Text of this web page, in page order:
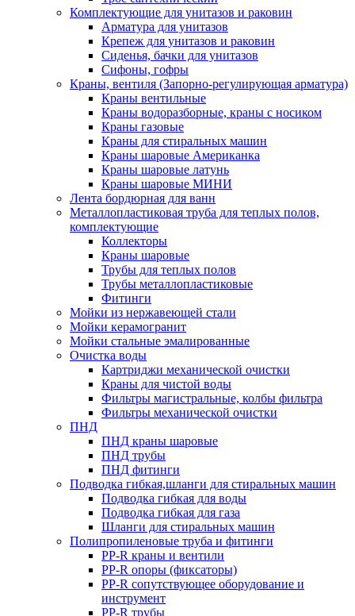
Комплектующие для унитазов и раковин
Арматура для унитазов
Крепеж для унитазов и раковин
Сиденья, бачки для унитазов
Сифоны, гофры
Краны, вентиля (Запорно-регулирующая арматура)
Краны вентильные
Краны водоразборные, краны с носиком
Краны газовые
Краны для стиральных машин
Краны шаровые Американка
Краны шаровые латунь
Краны шаровые МИНИ
Лента бордюрная для ванн
Металлопластиковая труба для теплых полов,
комплектующие
Коллекторы
Краны шаровые
Трубы для теплых полов
Трубы металлопластиковые
Фитинги
Мойки из нержавеющей стали
Мойки керамогранит
Мойки стальные эмалированные
Очистка воды
Картриджи механической очистки
Краны для чистой воды
Фильтры магистральные, колбы фильтра
Фильтры механической очистки
ПНД
ПНД краны шаровые
ПНД трубы
ПНД фитинги
Подводка гибкая,шланги для стиральных машин
Подводка гибкая для воды
Подводка гибкая для газа
Шланги для стиральных машин
Полипропиленовые труба и фитинги
PP-R краны и вентили
PP-R опоры (фиксаторы)
PP-R сопутствующее оборудование и
инструмент
PP-R трубы